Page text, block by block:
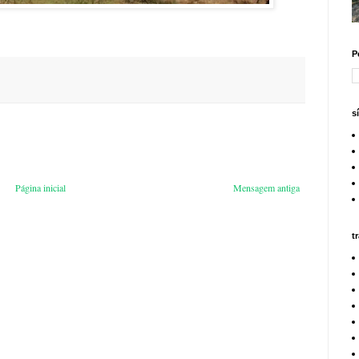
Mensagem antiga
Página inicial